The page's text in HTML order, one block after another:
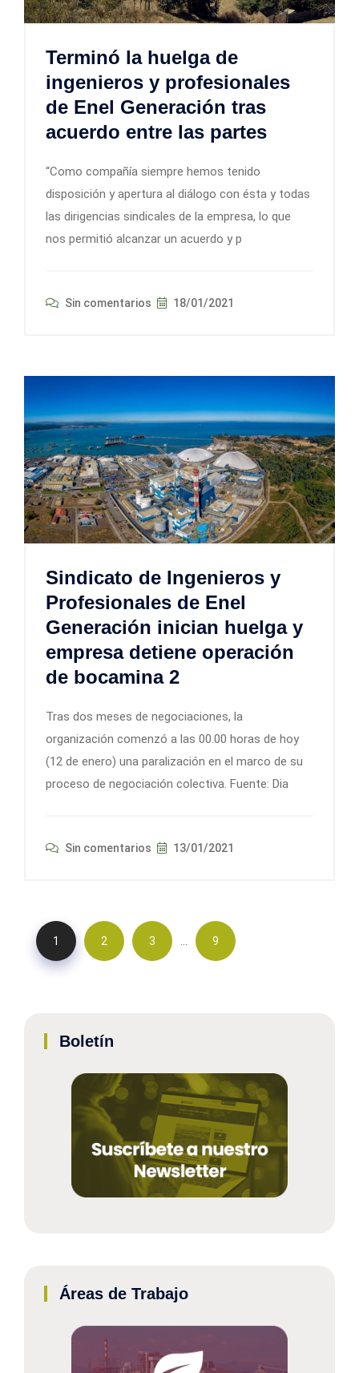
Terminó la huelga de
ingenieros y profesionales
de Enel Generación tras
acuerdo entre las partes
“Como compañía siempre hemos tenido
disposición y apertura al diálogo con ésta y todas
las dirigencias sindicales de la empresa, lo que
nos permitió alcanzar un acuerdo y p
Sin comentarios 18/01/2021
Sindicato de Ingenieros y
Profesionales de Enel
Generación inician huelga y
empresa detiene operación
de bocamina 2
Tras dos meses de negociaciones, la
organización comenzó a las 00.00 horas de hoy
(12 de enero) una paralización en el marco de su
proceso de negociación colectiva. Fuente: Dia
Sin comentarios 13/01/2021
1 2 3 … 9
Boletín
Áreas de Trabajo